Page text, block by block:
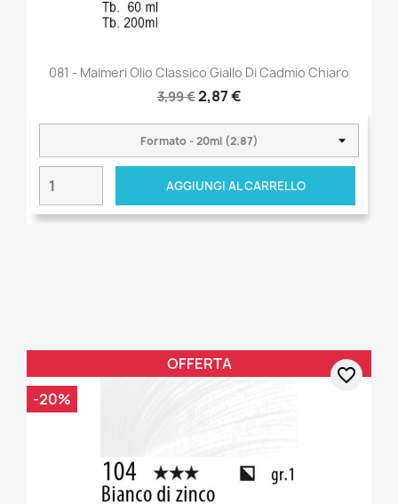
081 - Maimeri Olio Classico Giallo Di Cadmio Chiaro
3,99 €2,87 €
AGGIUNGI AL CARRELLO
OFFERTA
-20%
favorite_border